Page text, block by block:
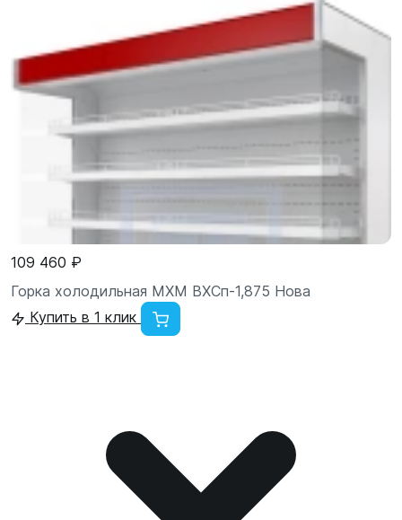
109 460 ₽
Горка холодильная МХМ ВХСп-1,875 Нова
Купить в 1 клик